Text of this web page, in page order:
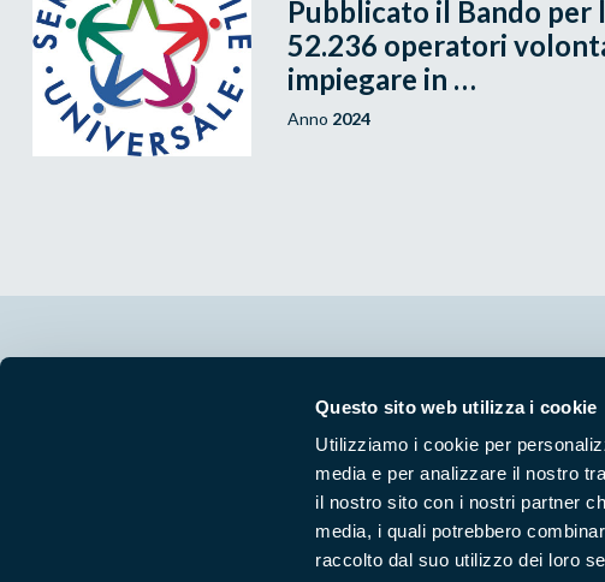
Questo sito web utilizza i cookie
Utilizziamo i cookie per
media e per analizzare il nostro
il nostro sito con i nostri partner
media, i quali potrebbero
raccolto dal suo utilizzo dei loro
Pubblicato il Bando per
52.236 operatori
impiegare in …
Anno 2024
Segui i nostri social ufficiali